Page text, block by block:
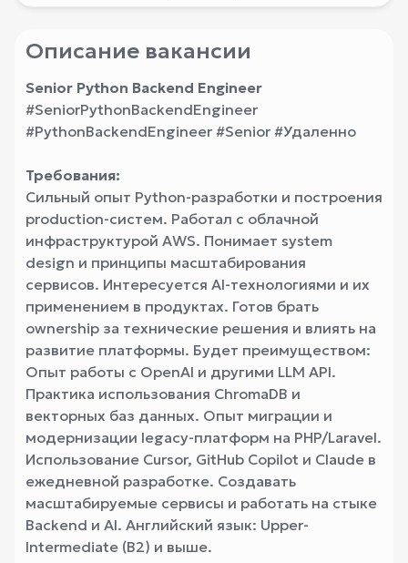
Описание вакансии
Senior Python Backend Engineer
#SeniorPythonBackendEngineer
#PythonBackendEngineer #Senior #Удаленно
Требования:
Сильный опыт Python-разработки и построения
production-систем. Работал с облачной
инфраструктурой AWS. Понимает system
design и принципы масштабирования
сервисов. Интересуется AI-технологиями и их
применением в продуктах. Готов брать
ownership за технические решения и влиять на
развитие платформы. Будет преимуществом:
Опыт работы с OpenAI и другими LLM API.
Практика использования ChromaDB и
векторных баз данных. Опыт миграции и
модернизации legacy-платформ на PHP/Laravel.
Использование Cursor, GitHub Copilot и Claude в
ежедневной разработке. Создавать
масштабируемые сервисы и работать на стыке
Backend и AI. Английский язык: Upper-
Intermediate (B2) и выше.